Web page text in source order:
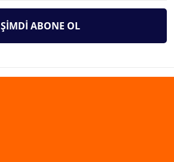
ŞİMDİ ABONE OL